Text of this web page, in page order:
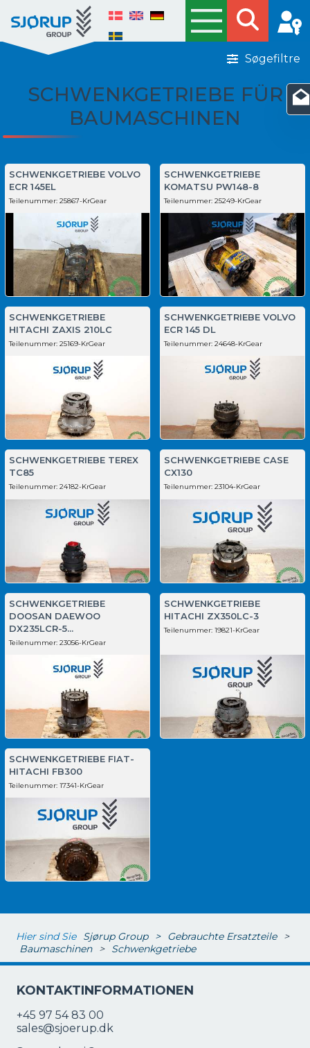
Søgefiltre
SCHWENKGETRIEBE FÜR
BAUMASCHINEN
SCHWENKGETRIEBE VOLVO
ECR 145EL
Teilenummer: 25867-KrGear
SCHWENKGETRIEBE
KOMATSU PW148-8
Teilenummer: 25249-KrGear
SCHWENKGETRIEBE
HITACHI ZAXIS 210LC
Teilenummer: 25169-KrGear
SCHWENKGETRIEBE VOLVO
ECR 145 DL
Teilenummer: 24648-KrGear
SCHWENKGETRIEBE TEREX
TC85
Teilenummer: 24182-KrGear
SCHWENKGETRIEBE CASE
CX130
Teilenummer: 23104-KrGear
SCHWENKGETRIEBE
DOOSAN DAEWOO
DX235LCR-5...
Teilenummer: 23056-KrGear
SCHWENKGETRIEBE
HITACHI ZX350LC-3
Teilenummer: 19821-KrGear
SCHWENKGETRIEBE FIAT-
HITACHI FB300
Teilenummer: 17341-KrGear
Hier sind Sie Sjørup Group > Gebrauchte Ersatzteile >
Baumaschinen > Schwenkgetriebe
KONTAKTINFORMATIONEN
+45 97 54 83 00
sales@sjoerup.dk